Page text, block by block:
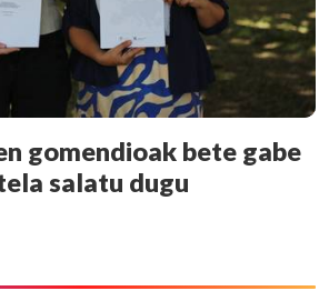
gomendioak bete gabe
salatu dugu